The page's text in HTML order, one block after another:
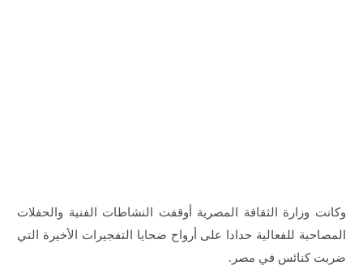
وكانت وزارة الثقافة المصرية أوقفت النشاطات الفنية والحفلات
المصاحبة للفعالية حدادا على أرواح ضحايا التفجيرات الأخيرة التي
ضربت كنائس في مصر.